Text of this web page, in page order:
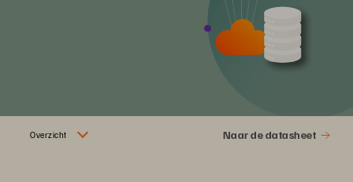
Overzicht Naar de datasheet